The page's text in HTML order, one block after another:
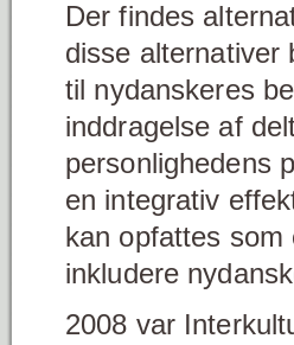
Der findes
disse alternativer
til nydanskeres
inddragelse af
personlighedens
en integrativ
kan opfattes
inkludere
2008 var